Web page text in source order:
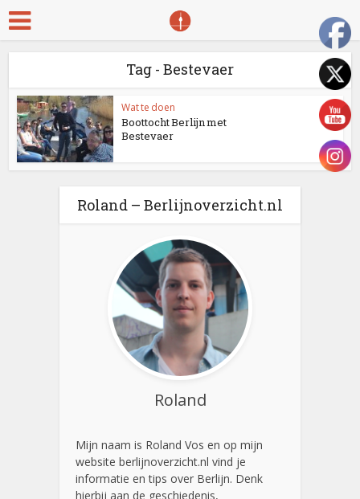
Tag - Bestevaer
Wat te doen
Boottocht Berlijn met
Bestevaer
Roland – Berlijnoverzicht.nl
Roland
Mijn naam is Roland Vos en op mijn
website berlijnoverzicht.nl vind je
informatie en tips over Berlijn. Denk
hierbij aan de geschiedenis,